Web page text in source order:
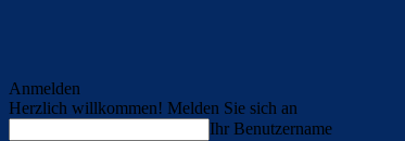
Anmelden
Herzlich willkommen! Melden Sie sich an
Ihr Benutzername